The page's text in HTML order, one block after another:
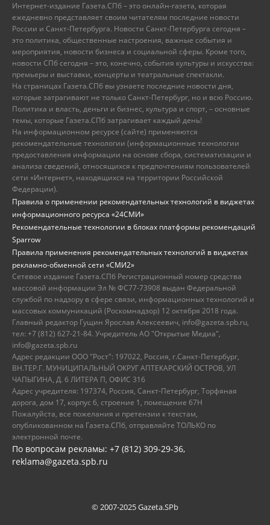
Интернет-издание Газета.СПб – это онлайн-газета, которая
ежедневно представляет своим читателям последние новости
России и Санкт-Петербурга. Новости Санкт-Петербурга сегодня –
это политика, общественные настроения, важные события и
мероприятия, новости бизнеса и социальной сферы. Кроме того,
новости СПб сегодня – это, конечно, события культуры и искусства:
премьеры и выставки, концерты и театральные спектакли.
На страницах Газета.СПб вы узнаете последние новости дня,
которые затрагивают не только Санкт-Петербург, но и всю Россию.
Политика и власть, деньги и бизнес, культура и спорт, – основные
темы, которые Газета.СПб затрагивает каждый день!
На информационном ресурсе (сайте) применяются
рекомендательные технологии (информационные технологии
предоставления информации на основе сбора, систематизации и
анализа сведений, относящихся к предпочтениям пользователей
сети «Интернет», находящихся на территории Российской
Федерации).
Правила о применении рекомендательных технологий в виджетах
информационного ресурса «24СМИ»
Рекомендательные технологии в блоках платформы рекомендаций
Sparrow
Правила применения рекомендательных технологий в виджетах
рекламно-обменной сети «СМИ2»
Сетевое издание Газета.СПб Регистрационный номер средства
массовой информации Эл № ФС77-73908 выдан Федеральной
службой по надзору в сфере связи, информационных технологий и
массовых коммуникаций (Роскомнадзор) 12 октября 2018 года.
Главный редактор Гущин Ярослав Алексеевич, info@gazeta.spb.ru,
тел: +7 (812) 627-21-84. Учредитель АО "Открытые Медиа",
info@gazeta.spb.ru
Адрес редакции ООО "Рост": 197022, Россия, г.Санкт-Петербург,
ВН.ТЕР.Г. МУНИЦИПАЛЬНЫЙ ОКРУГ АПТЕКАРСКИЙ ОСТРОВ, УЛ
ЧАПЫГИНА, Д. 6 ЛИТЕРА П, ОФИС 316
Адрес учредителя: 197374, Россия, Санкт-Петербург, Торфяная
дорога, дом 17, корпус 6, строение 1, помещение 67Н
Пожалуйста, все пожелания и претензии к текстам,
опубликованном на Газета.СПб, отправляйте ТОЛЬКО по
электронной почте.
По вопросам рекламы: +7 (812) 309-29-36,
reklama@gazeta.spb.ru
© 2007-2025 Gazeta.SPb